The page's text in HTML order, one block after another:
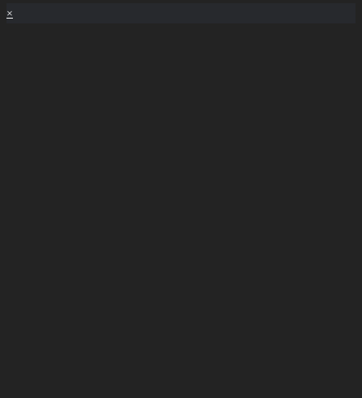
×